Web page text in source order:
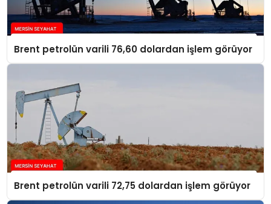
Brent petrolün varili 76,60 dolardan işlem görüyor
Brent petrolün varili 72,75 dolardan işlem görüyor